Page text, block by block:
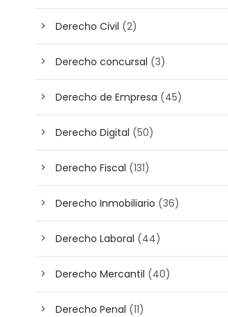
Derecho Civil (2)
Derecho concursal (3)
Derecho de Empresa (45)
Derecho Digital (50)
Derecho Fiscal (131)
Derecho Inmobiliario (36)
Derecho Laboral (44)
Derecho Mercantil (40)
Derecho Penal (11)